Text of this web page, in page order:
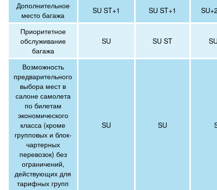
Дополнительное
место багажа
SU ST+1 SU ST+1
Приоритетное
обслуживание
багажа
SU SU ST
Возможность
предварительного
выбора мест в
салоне самолета
по билетам
экономического
класса (кроме
групповых и блок-
чартерных
перевозок) без
ограничений,
действующих для
тарифных групп
SU SU